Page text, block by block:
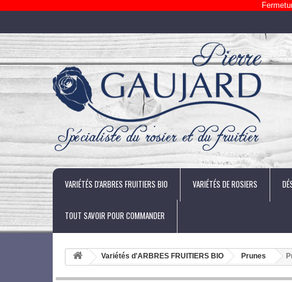
VARIÉTÉS D'ARBRES FRUITIERS BIO VARIÉTÉS DE ROSIERS
TOUT SAVOIR POUR COMMANDER
Variétés d'ARBRES FRUITIERS BIO Prunes